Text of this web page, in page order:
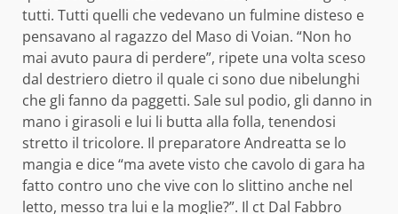
tutti. Tutti quelli che vedevano un fulmine disteso e
pensavano al ragazzo del Maso di Voian. “Non ho
mai avuto paura di perdere”, ripete una volta sceso
dal destriero dietro il quale ci sono due nibelunghi
che gli fanno da paggetti. Sale sul podio, gli danno in
mano i girasoli e lui li butta alla folla, tenendosi
stretto il tricolore. Il preparatore Andreatta se lo
mangia e dice “ma avete visto che cavolo di gara ha
fatto contro uno che vive con lo slittino anche nel
letto, messo tra lui e la moglie?”. Il ct Dal Fabbro